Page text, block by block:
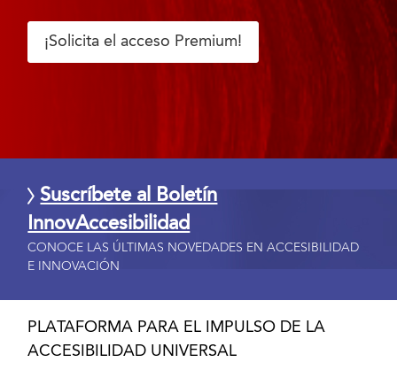
¡Solicita el acceso Premium!
Suscríbete al Boletín
InnovAccesibilidad
CONOCE LAS ÚLTIMAS NOVEDADES EN ACCESIBILIDAD
E INNOVACIÓN
PLATAFORMA PARA EL IMPULSO DE LA
ACCESIBILIDAD UNIVERSAL